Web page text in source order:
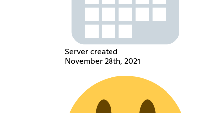
Server created
November 28th, 2021